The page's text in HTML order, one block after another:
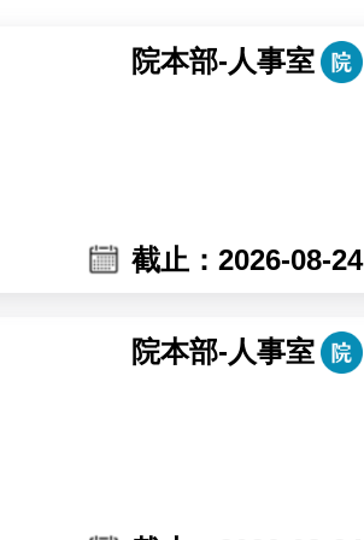
院本部-人事室
截止：2026-08-24
院本部-人事室